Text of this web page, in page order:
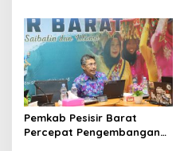
n
di Jalinteng Sumatera
Pemkab Pesisir Barat
Percepat Pengembangan